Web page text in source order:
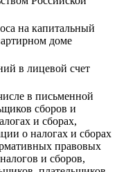
на капитальный
доме
в лицевой счет
в письменной
сборов и
и сборах,
о налогах и сборах
правовых
и сборов,